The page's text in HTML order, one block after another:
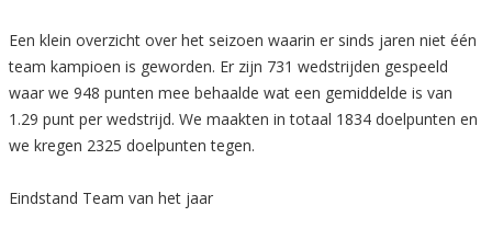
Een klein overzicht over het seizoen waarin er sinds jaren niet één
team kampioen is geworden. Er zijn 731 wedstrijden gespeeld
waar we 948 punten mee behaalde wat een gemiddelde is van
1.29 punt per wedstrijd. We maakten in totaal 1834 doelpunten en
we kregen 2325 doelpunten tegen.
Eindstand Team van het jaar